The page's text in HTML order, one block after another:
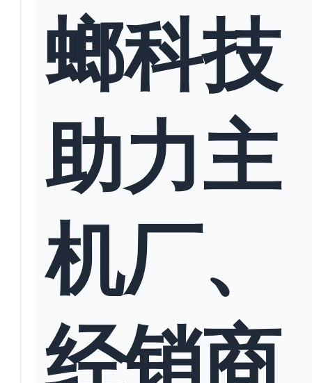
螂科技
助力主
机厂、
经销商